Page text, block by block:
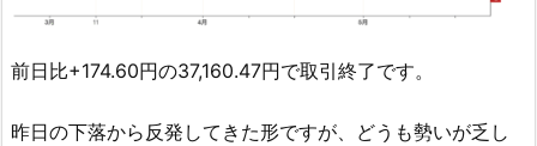
前日比+174.60円の37,160.47円で取引終了です。
昨日の下落から反発してきた形ですが、どうも勢いが乏し